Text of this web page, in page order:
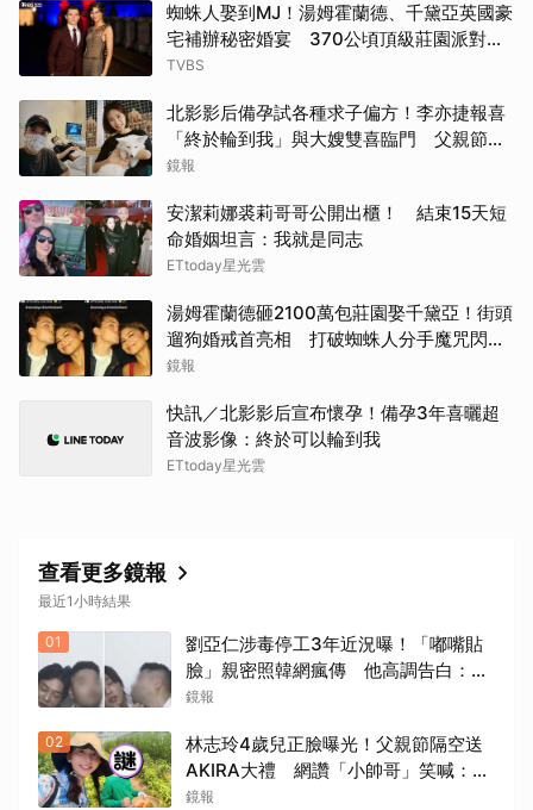
蜘蛛人娶到MJ！湯姆霍蘭德、千黛亞英國豪
宅補辦秘密婚宴 370公頃頂級莊園派對曝
光
TVBS
北影影后備孕試各種求子偏方！李亦捷報喜
「終於輪到我」與大嫂雙喜臨門 父親節喊
話亡父：他一定在笑
鏡報
安潔莉娜裘莉哥哥公開出櫃！ 結束15天短
命婚姻坦言：我就是同志
ETtoday星光雲
湯姆霍蘭德砸2100萬包莊園娶千黛亞！街頭
遛狗婚戒首亮相 打破蜘蛛人分手魔咒閃爆
全場
鏡報
快訊／北影影后宣布懷孕！備孕3年喜曬超
音波影像：終於可以輪到我
ETtoday星光雲
查看更多鏡報
最近1小時結果
01
劉亞仁涉毒停工3年近況曝！「嘟嘴貼
臉」親密照韓網瘋傳 他高調告白：愛
你
鏡報
02
林志玲4歲兒正臉曝光！父親節隔空送
AKIRA大禮 網讚「小帥哥」笑喊：再
生一個
鏡報